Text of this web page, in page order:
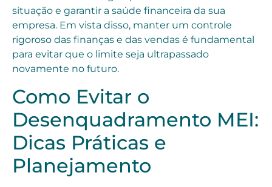
situação e garantir a saúde financeira da sua
empresa. Em vista disso, manter um controle
rigoroso das finanças e das vendas é fundamental
para evitar que o limite seja ultrapassado
novamente no futuro.
Como Evitar o
Desenquadramento MEI:
Dicas Práticas e
Planejamento